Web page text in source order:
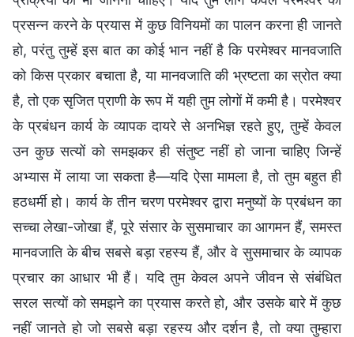
प्रसन्न करने के प्रयास में कुछ विनियमों का पालन करना ही जानते
हो, परंतु तुम्हें इस बात का कोई भान नहीं है कि परमेश्वर मानवजाति
को किस प्रकार बचाता है, या मानवजाति की भ्रष्टता का स्रोत क्या
है, तो एक सृजित प्राणी के रूप में यही तुम लोगों में कमी है। परमेश्वर
के प्रबंधन कार्य के व्यापक दायरे से अनभिज्ञ रहते हुए, तुम्हें केवल
उन कुछ सत्यों को समझकर ही संतुष्ट नहीं हो जाना चाहिए जिन्हें
अभ्यास में लाया जा सकता है—यदि ऐसा मामला है, तो तुम बहुत ही
हठधर्मी हो। कार्य के तीन चरण परमेश्वर द्वारा मनुष्यों के प्रबंधन का
सच्चा लेखा-जोखा हैं, पूरे संसार के सुसमाचार का आगमन हैं, समस्त
मानवजाति के बीच सबसे बड़ा रहस्य हैं, और वे सुसमाचार के व्यापक
प्रचार का आधार भी हैं। यदि तुम केवल अपने जीवन से संबंधित
सरल सत्यों को समझने का प्रयास करते हो, और उसके बारे में कुछ
नहीं जानते हो जो सबसे बड़ा रहस्य और दर्शन है, तो क्या तुम्हारा